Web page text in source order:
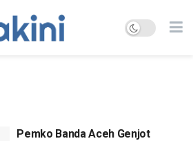
Pemko Banda Aceh Genjot